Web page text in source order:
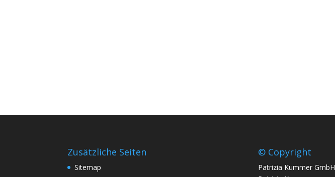
Zusätzliche Seiten
Sitemap
© Copyright
Patrizia Kummer GmbH